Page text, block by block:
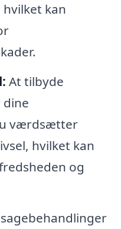
kan
At tilbyde
dine
værdsætter
hvilket kan
og